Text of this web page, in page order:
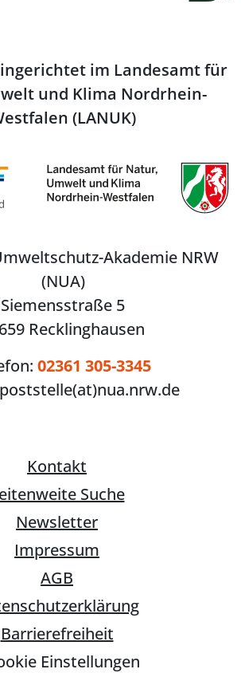
im Landesamt für
und Klima Nordrhein-
(LANUK)
Akademie NRW
(NUA)
Siemensstraße 5
Recklinghausen
02361 305-3345
poststelle(at)nua.nrw.de
Kontakt
Suche
Newsletter
Impressum
AGB
Barrierefreiheit
Einstellungen